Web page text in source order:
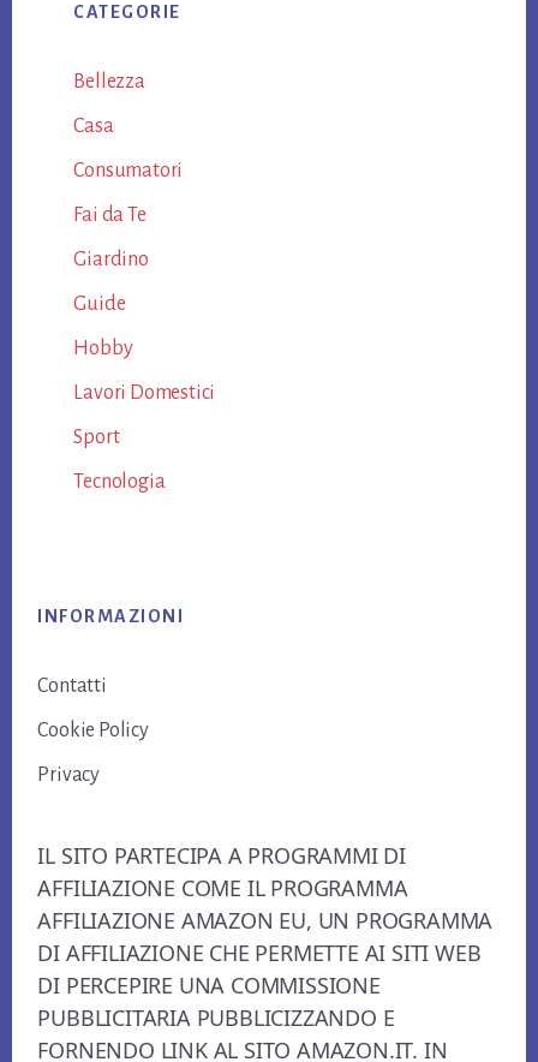
CATEGORIE
Bellezza
Casa
Consumatori
Fai da Te
Giardino
Guide
Hobby
Lavori Domestici
Sport
Tecnologia
INFORMAZIONI
Contatti
Cookie Policy
Privacy
IL SITO PARTECIPA A PROGRAMMI DI
AFFILIAZIONE COME IL PROGRAMMA
AFFILIAZIONE AMAZON EU, UN PROGRAMMA
DI AFFILIAZIONE CHE PERMETTE AI SITI WEB
DI PERCEPIRE UNA COMMISSIONE
PUBBLICITARIA PUBBLICIZZANDO E
FORNENDO LINK AL SITO AMAZON.IT. IN